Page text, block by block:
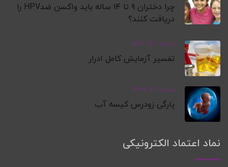
چرا دختران ۹ تا ۱۴ ساله باید واکسن ضدHPV را
دریافت کنند؟
خرداد 20, 1402
تفسیر آزمایش کامل ادرار
خرداد 12, 1402
پارگی زودرس کیسه آب
نماد اعتماد الکترونیکی